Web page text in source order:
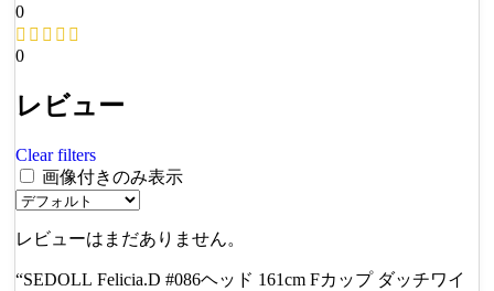
0
0
レビュー
Clear filters
画像付きのみ表示
レビューはまだありません。
“SEDOLL Felicia.D #086ヘッド 161cm Fカップ ダッチワイ